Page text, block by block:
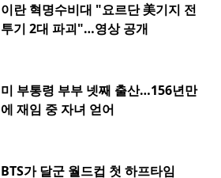
이란 혁명수비대 "요르단 美기지 전
투기 2대 파괴"…영상 공개
미 부통령 부부 넷째 출산…156년만
에 재임 중 자녀 얻어
BTS가 달군 월드컵 첫 하프타임